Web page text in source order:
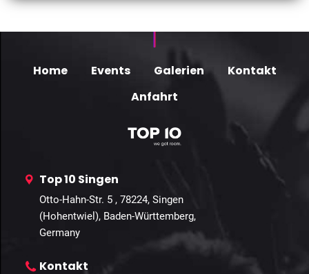
Home Events Galerien
Kontakt
Anfahrt
Top 10 Singen
Otto-Hahn-Str. 5 , 78224, Singen
(Hohentwiel), Baden-Württemberg,
Germany
Kontakt